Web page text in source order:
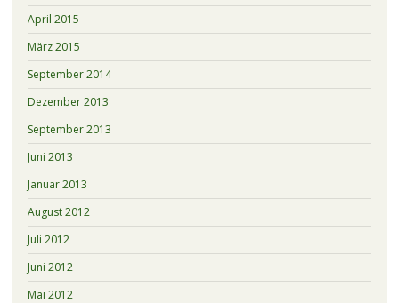
April 2015
März 2015
September 2014
Dezember 2013
September 2013
Juni 2013
Januar 2013
August 2012
Juli 2012
Juni 2012
Mai 2012